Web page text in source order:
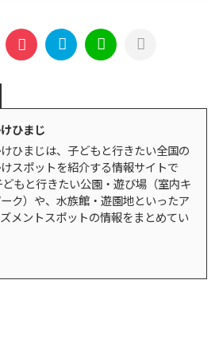
ひまじ
ひまじは、子どもと行きたい全国の
スポットを紹介する情報サイトで
どもと行きたい公園・遊び場（室内キ
ク）や、水族館・遊園地といったア
メントスポットの情報をまとめてい